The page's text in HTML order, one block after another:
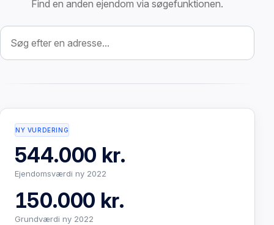
Find en anden ejendom via søgefunktionen.
Søg efter ejendom
NY VURDERING
544.000 kr.
Ejendomsværdi ny 2022
150.000 kr.
Grundværdi ny 2022